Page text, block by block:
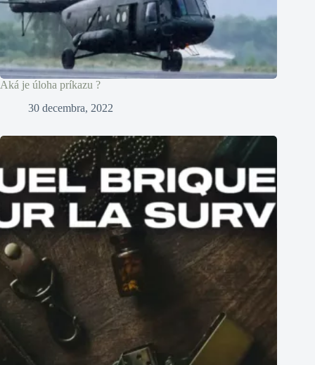
Aká je úloha príkazu ?
30 decembra, 2022